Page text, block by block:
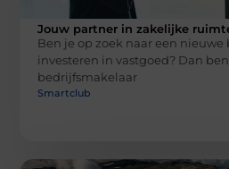
Jouw partner in zakelijke
Ben je op zoek naar een
investeren in vastgoed? Dan
bedrijfsmakelaar
Smartclub